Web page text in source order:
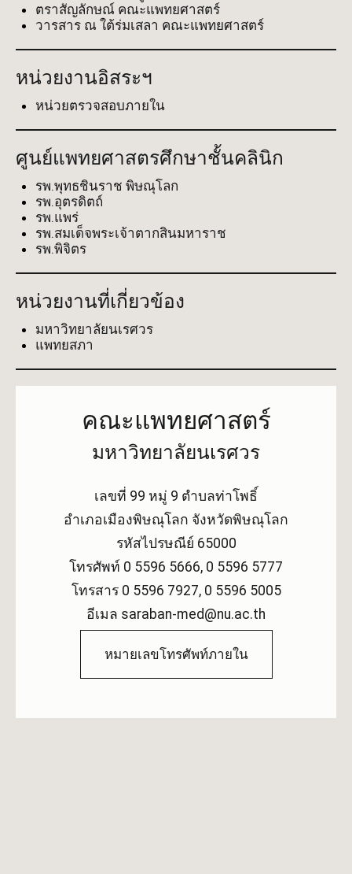
ตราสัญลักษณ์ คณะแพทยศาสตร์
วารสาร ณ ใต้ร่มเสลา คณะแพทยศาสตร์
หน่วยงานอิสระฯ
หน่วยตรวจสอบภายใน
ศูนย์แพทยศาสตรศึกษาชั้นคลินิก
รพ.พุทธชินราช พิษณุโลก
รพ.อุตรดิตถ์
รพ.แพร่
รพ.สมเด็จพระเจ้าตากสินมหาราช
รพ.พิจิตร
หน่วยงานที่เกี่ยวข้อง
มหาวิทยาลัยนเรศวร
แพทยสภา
คณะแพทยศาสตร์
มหาวิทยาลัยนเรศวร
เลขที่ 99 หมู่ 9 ตำบลท่าโพธิ์
อำเภอเมืองพิษณุโลก จังหวัดพิษณุโลก
รหัสไปรษณีย์ 65000
โทรศัพท์ 0 5596 5666, 0 5596 5777
โทรสาร 0 5596 7927, 0 5596 5005
อีเมล saraban-med@nu.ac.th
หมายเลขโทรศัพท์ภายใน